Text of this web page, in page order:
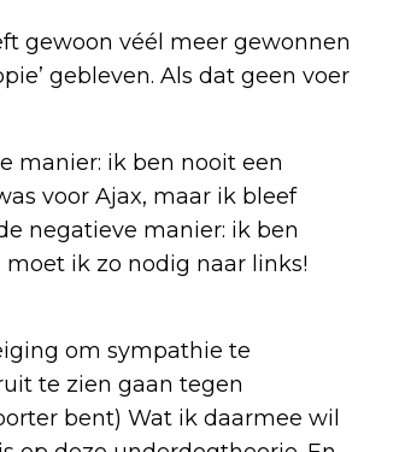
gewoon véél meer gewonnen
gebleven. Als dat geen voer
manier: ik ben nooit een
voor Ajax, maar ik bleef
negatieve manier: ik ben
ik zo nodig naar links!
om sympathie te
te zien gaan tegen
bent) Wat ik daarmee wil